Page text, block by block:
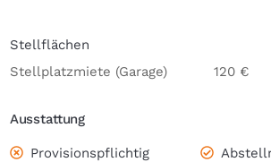
Stellflächen
Stellplatzmiete (Garage)
120 €
Ausstattung
Provisionspflichtig